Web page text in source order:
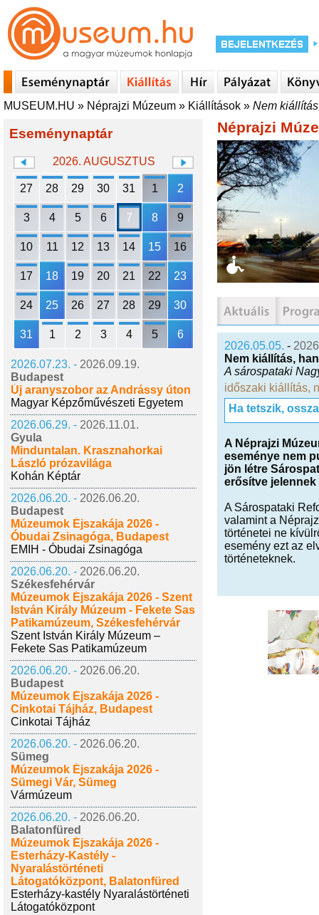
MUSEUM.HU » Néprajzi Múzeum » Kiállítások » Nem
Eseménynaptár
2026. AUGUSZTUS
27 28 29 30 31 1 2
3 4 5 6 7 8 9
10 11 12 13 14 15 16
17 18 19 20 21 22 23
24 25 26 27 28 29 30
31 1 2 3 4 5 6
2026.07.23. - 2026.09.19.
Budapest
Új aranyszobor az Andrássy úton
Magyar Képzőművészeti Egyetem
2026.06.29. - 2026.11.01.
Gyula
Minduntalan. Krasznahorkai
László prózavilága
Kohán Képtár
2026.06.20. - 2026.06.20.
Budapest
Múzeumok Éjszakája 2026 -
Óbudai Zsinagóga, Budapest
EMIH - Óbudai Zsinagóga
2026.06.20. - 2026.06.20.
Székesfehérvár
Múzeumok Éjszakája 2026 - Szent
István Király Múzeum - Fekete Sas
Patikamúzeum, Székesfehérvár
Szent István Király Múzeum –
Fekete Sas Patikamúzeum
2026.06.20. - 2026.06.20.
Budapest
Múzeumok Éjszakája 2026 -
Cinkotai Tájház, Budapest
Cinkotai Tájház
2026.06.20. - 2026.06.20.
Sümeg
Múzeumok Éjszakája 2026 -
Sümegi Vár, Sümeg
Vármúzeum
2026.06.20. - 2026.06.20.
Balatonfüred
Múzeumok Éjszakája 2026 -
Esterházy-Kastély -
Nyaralástörténeti
Látogatóközpont, Balatonfüred
Esterházy-kastély Nyaralástörténeti
Látogatóközpont
Néprajzi
2026.05.05. -
Nem kiállítás,
A sárospataki
időszaki kiállítás,
Ha tetszik,
A Néprajzi
eseménye nem
jön létre
erősítve jelennek
A Sárospataki
valamint a
történetei ne
esemény ezt az
történeteknek.